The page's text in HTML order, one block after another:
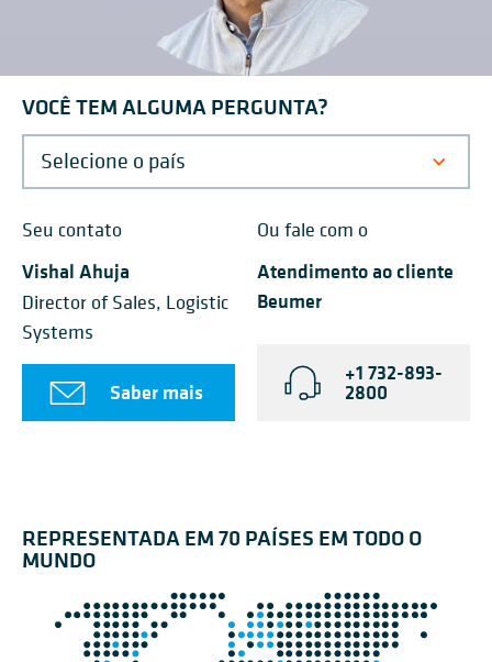
VOCÊ TEM ALGUMA PERGUNTA?
Seu contato
Vishal Ahuja
Director of Sales, Logistic
Systems
Saber mais
Ou fale com o
Atendimento ao cliente
Beumer
+1 732-893-
2800
REPRESENTADA EM 70 PAÍSES EM TODO O
MUNDO